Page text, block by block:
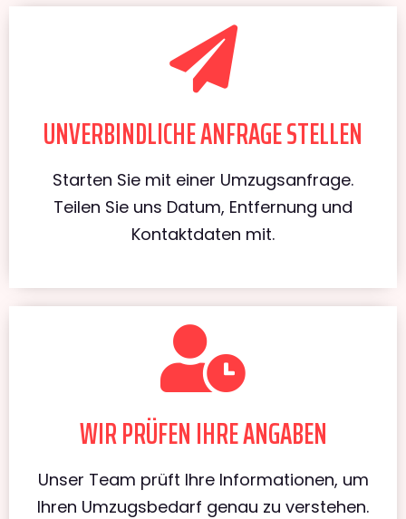
UNVERBINDLICHE ANFRAGE STELLEN
Starten Sie mit einer Umzugsanfrage.
Teilen Sie uns Datum, Entfernung und
Kontaktdaten mit.
WIR PRÜFEN IHRE ANGABEN
Unser Team prüft Ihre Informationen, um
Ihren Umzugsbedarf genau zu verstehen.